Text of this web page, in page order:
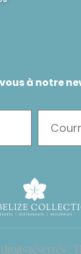
à notre
réservés :